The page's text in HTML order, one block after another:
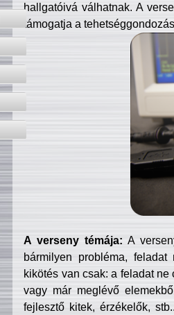
hallgatóivá válhatnak. A
támogatja a
A verseny témája: A
bármilyen probléma, feladat
kikötés van csak: a feladat
vagy már meglévő
fejlesztő kitek, érzékelők,